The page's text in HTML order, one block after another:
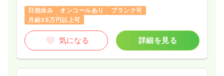
日祝休み
オンコールあり
ブランク可
月給35万円以上可
気になる 詳細を見る